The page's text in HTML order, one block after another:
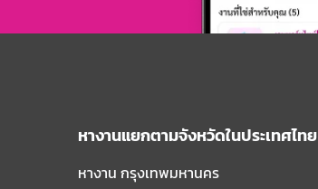
หางานแยกตามจังหวัดในประเทศไทย
หางาน กรุงเทพมหานคร